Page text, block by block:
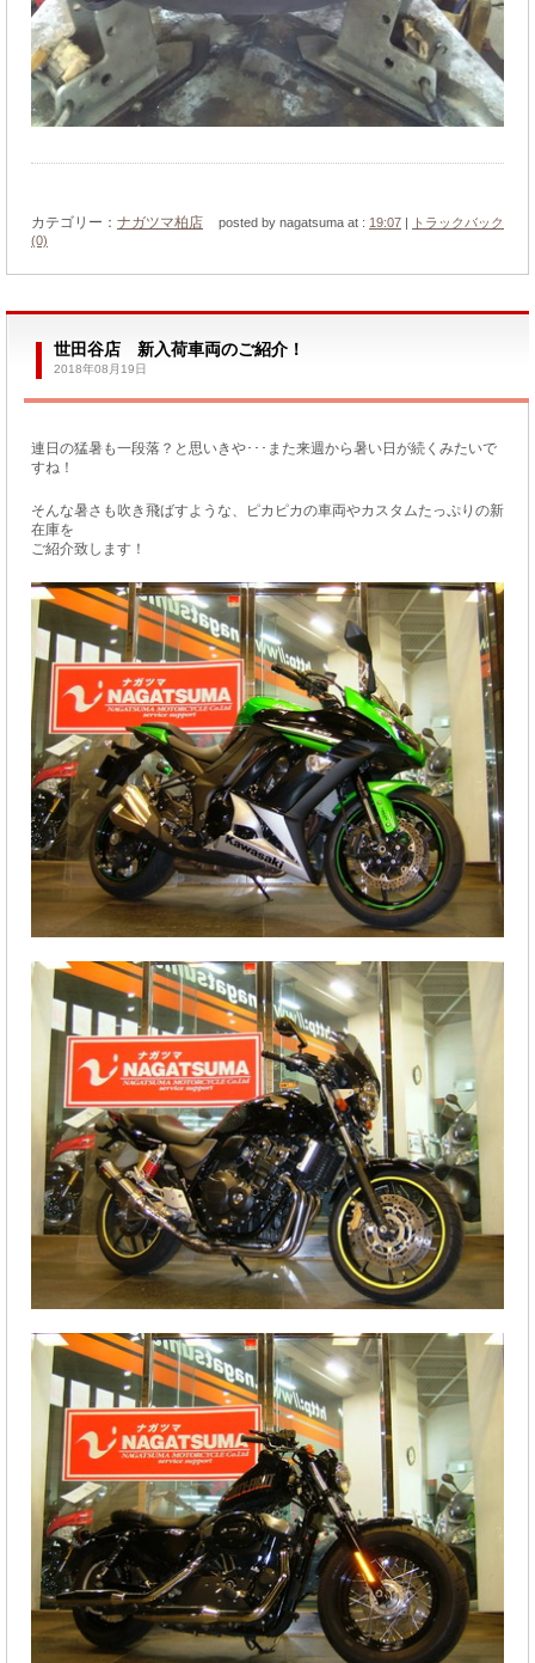
カテゴリー： ナガツマ柏店 posted by nagatsuma at : 19:07 |
トラックバック
(0)
世田谷店 新入荷車両のご紹介！
2018年08月19日
連日の猛暑も一段落？と思いきや･･･また来週から暑い日が続くみたいで
すね！
そんな暑さも吹き飛ばすような、ピカピカの車両やカスタムたっぷりの新
在庫を
ご紹介致します！